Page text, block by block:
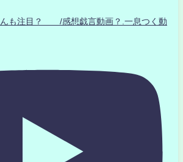
んも注目？ /感想戯言動画？.一息つく動